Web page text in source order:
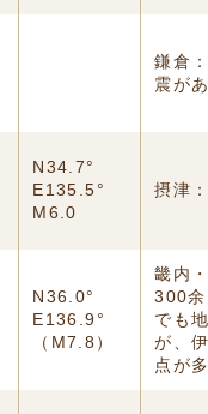
鎌倉
震が
N34.7°
E135.5°
M6.0
摂津
N36.0°
E136.9°
（M7.8）
畿内
300余
でも
が、
点が